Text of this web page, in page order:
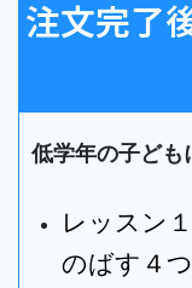
注文完了
低学年の子ども
レッスン１
のばす４